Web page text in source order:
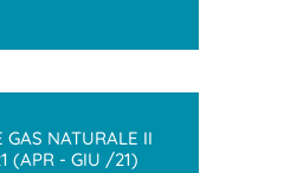
GAS NATURALE II
(APR - GIU /21)